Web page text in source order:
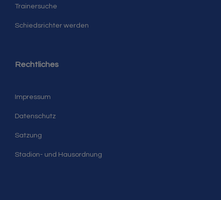
Trainersuche
Schiedsrichter werden
Rechtliches
Impressum
Datenschutz
Satzung
Stadion- und Hausordnung